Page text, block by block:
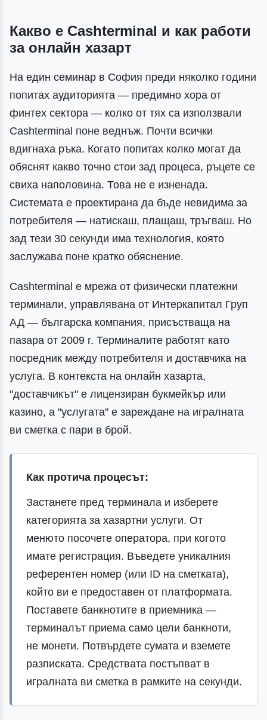
Какво е Cashterminal и как работи
за онлайн хазарт
На един семинар в София преди няколко години
попитах аудиторията — предимно хора от
финтех сектора — колко от тях са използвали
Cashterminal поне веднъж. Почти всички
вдигнаха ръка. Когато попитах колко могат да
обяснят какво точно стои зад процеса, ръцете се
свиха наполовина. Това не е изненада.
Системата е проектирана да бъде невидима за
потребителя — натискаш, плащаш, тръгваш. Но
зад тези 30 секунди има технология, която
заслужава поне кратко обяснение.
Cashterminal е мрежа от физически платежни
терминали, управлявана от Интеркапитал Груп
АД — българска компания, присъстваща на
пазара от 2009 г. Терминалите работят като
посредник между потребителя и доставчика на
услуга. В контекста на онлайн хазарта,
"доставчикът" е лицензиран букмейкър или
казино, а "услугата" е зареждане на игралната
ви сметка с пари в брой.
Как протича процесът:
Застанете пред терминала и изберете
категорията за хазартни услуги. От
менюто посочете оператора, при когото
имате регистрация. Въведете уникалния
референтен номер (или ID на сметката),
който ви е предоставен от платформата.
Поставете банкнотите в приемника —
терминалът приема само цели банкноти,
не монети. Потвърдете сумата и вземете
разписката. Средствата постъпват в
игралната ви сметка в рамките на секунди.